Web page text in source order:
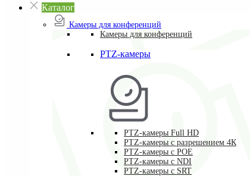
Каталог
Камеры для конференций
Камеры для конференций
PTZ-камеры
PTZ-камеры Full HD
PTZ-камеры с разрешением 4К
PTZ-камеры с POE
PTZ-камеры c NDI
PTZ-камеры с SRT